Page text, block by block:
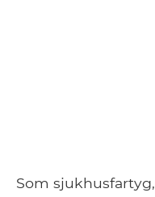
Som sjukhusfartyg,